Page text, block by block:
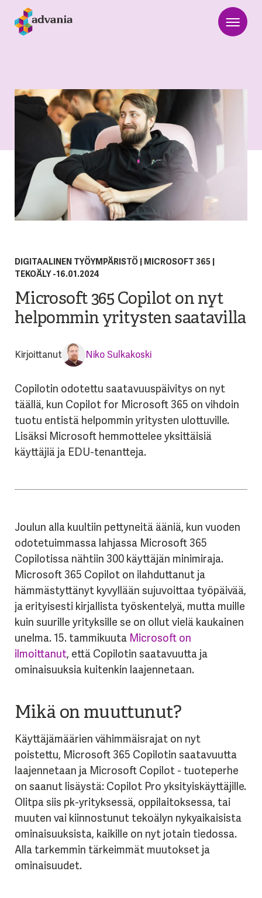
DIGITAALINEN TYÖYMPÄRISTÖ| MICROSOFT 365|
TEKOÄLY -16.01.2024
Microsoft 365 Copilot on nyt
helpommin yritysten saatavilla
Kirjoittanut Niko Sulkakoski
Copilotin odotettu saatavuuspäivitys on nyt
täällä, kun Copilot for Microsoft 365 on vihdoin
tuotu entistä helpommin yritysten ulottuville.
Lisäksi Microsoft hemmottelee yksittäisiä
käyttäjiä ja EDU-tenantteja.
Joulun alla kuultiin pettyneitä ääniä, kun vuoden
odotetuimmassa lahjassa Microsoft 365
Copilotissa nähtiin 300 käyttäjän minimiraja.
Microsoft 365 Copilot on ilahduttanut ja
hämmästyttänyt kyvyllään sujuvoittaa työpäivää,
ja erityisesti kirjallista työskentelyä, mutta muille
kuin suurille yrityksille se on ollut vielä kaukainen
unelma. 15. tammikuuta Microsoft on
ilmoittanut, että Copilotin saatavuutta ja
ominaisuuksia kuitenkin laajennetaan.
Mikä on muuttunut?
Käyttäjämäärien vähimmäisrajat on nyt
poistettu, Microsoft 365 Copilotin saatavuutta
laajennetaan ja Microsoft Copilot - tuoteperhe
on saanut lisäystä: Copilot Pro yksityiskäyttäjille.
Olitpa siis pk-yrityksessä, oppilaitoksessa, tai
muuten vai kiinnostunut tekoälyn nykyaikaisista
ominaisuuksista, kaikille on nyt jotain tiedossa.
Alla tarkemmin tärkeimmät muutokset ja
ominaisuudet.